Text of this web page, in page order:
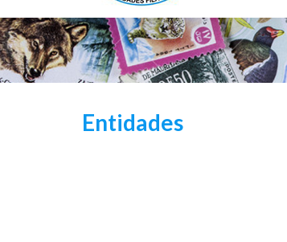
Entidades